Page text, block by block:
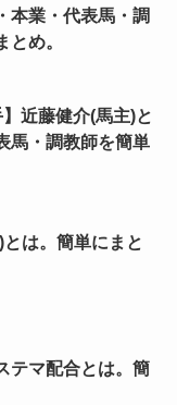
本業・代表馬・調
め。
】近藤健介(馬主)と
馬・調教師を簡単
は。簡単にまと
テマ配合とは。簡